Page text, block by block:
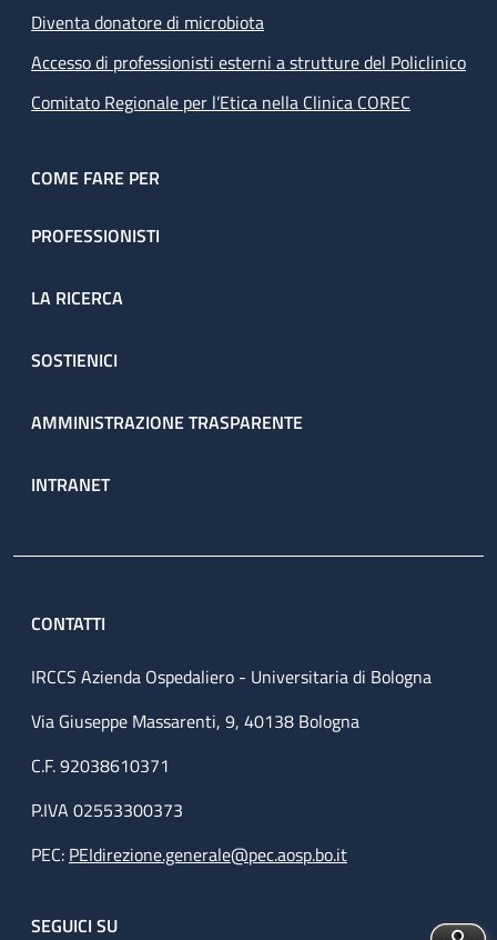
Diventa donatore di microbiota
Accesso di professionisti esterni a strutture del Policlinico
Comitato Regionale per l’Etica nella Clinica COREC
COME FARE PER
PROFESSIONISTI
LA RICERCA
SOSTIENICI
AMMINISTRAZIONE TRASPARENTE
INTRANET
CONTATTI
IRCCS Azienda Ospedaliero - Universitaria di Bologna
Via Giuseppe Massarenti, 9, 40138 Bologna
C.F. 92038610371
P.IVA 02553300373
PEC: PEIdirezione.generale@pec.aosp.bo.it
SEGUICI SU